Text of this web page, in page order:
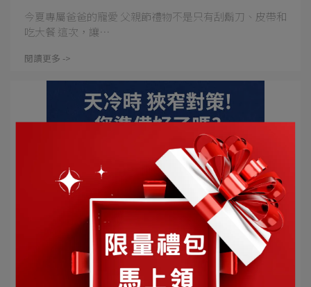
今夏專屬爸爸的寵愛 父親節禮物不是只有刮鬍刀、皮帶和
吃大餐 這次，讓⋯
閱讀更多 ->